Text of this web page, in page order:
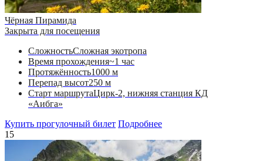
Чёрная Пирамида
Закрыта для посещения
СложностьСложная экотропа
Время прохождения~1 час
Протяжённость1000 м
Перепад высот250 м
Старт маршрутаЦирк-2, нижняя станция КД
«Аибга»
Купить прогулочный билет Подробнее
15